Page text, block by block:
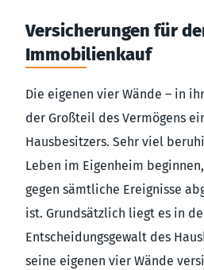
Versicherungen für
Immobilienkauf
Die eigenen vier Wände – in
der Großteil des Vermögens
Hausbesitzers. Sehr viel
Leben im Eigenheim
gegen sämtliche Ereignisse
ist. Grundsätzlich liegt es in
Entscheidungsgewalt des
seine eigenen vier Wände